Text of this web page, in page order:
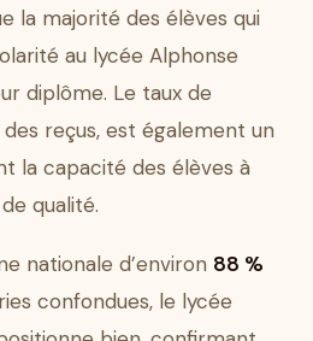
la majorité des élèves qui
au lycée Alphonse
diplôme. Le taux de
des reçus, est également un
la capacité des élèves à
qualité.
nationale d’environ 88 %
confondues, le lycée